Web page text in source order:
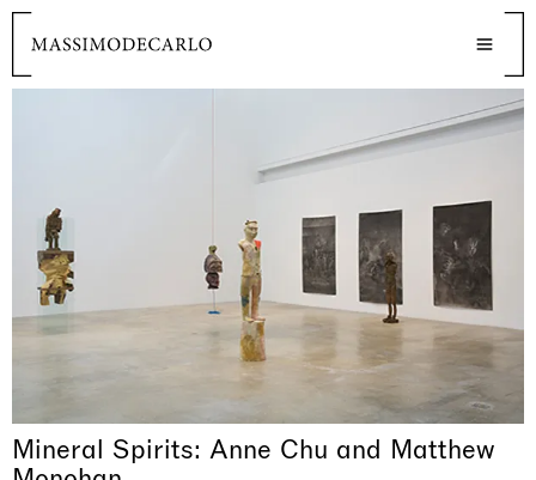
Mineral Spirits: Anne Chu and Matthew